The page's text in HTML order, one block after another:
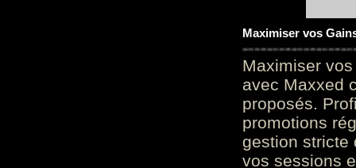
Maximiser vos
Maximiser
avec Maxxed
proposés.
promotions
gestion stricte
vos sessions